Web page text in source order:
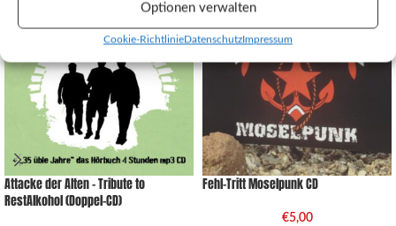
Optionen verwalten
Cookie-RichtlinieDatenschutzImpressum
Attacke der Alten – Tribute to
RestAlkohol (Doppel-CD)
Fehl-Tritt Moselpunk CD
€5,00